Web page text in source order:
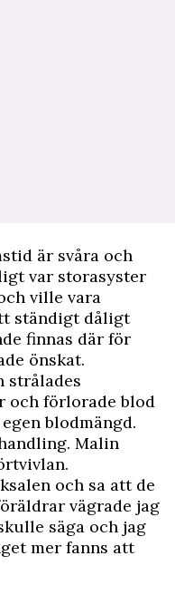
är svåra och
var storasyster
ville vara
ständigt dåligt
finnas där för
önskat.
strålades
och förlorade blod
blodmängd.
Malin
och sa att de
vägrade jag
säga och jag
mer fanns att